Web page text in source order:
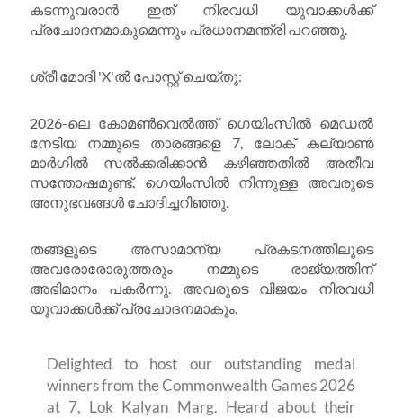
കടന്നുവരാൻ ഇത് നിരവധി യുവാക്കൾക്ക്
പ്രചോദനമാകുമെന്നും പ്രധാനമന്ത്രി പറഞ്ഞു.
ശ്രീ മോദി 'X'ൽ പോസ്റ്റ് ചെയ്തു:
2026-ലെ കോമൺവെൽത്ത് ഗെയിംസിൽ മെഡൽ
നേടിയ നമ്മുടെ താരങ്ങളെ 7, ലോക് കല്യാൺ
മാർഗിൽ സൽക്കരിക്കാൻ കഴിഞ്ഞതിൽ അതീവ
സന്തോഷമുണ്ട്. ഗെയിംസിൽ നിന്നുള്ള അവരുടെ
അനുഭവങ്ങൾ ചോദിച്ചറിഞ്ഞു.
തങ്ങളുടെ അസാമാന്യ പ്രകടനത്തിലൂടെ
അവരോരോരുത്തരും നമ്മുടെ രാജ്യത്തിന്
അഭിമാനം പകർന്നു. അവരുടെ വിജയം നിരവധി
യുവാക്കൾക്ക് പ്രചോദനമാകും.
Delighted to host our outstanding medal
winners from the Commonwealth Games 2026
at 7, Lok Kalyan Marg. Heard about their